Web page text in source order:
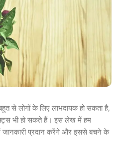
से लोगों के लिए लाभदायक हो सकता है,
भी हो सकते हैं। इस लेख में हम
प्रदान करेंगे और इससे बचने के